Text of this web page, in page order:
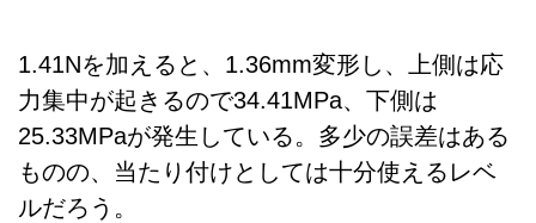
1.41Nを加えると、1.36mm変形し、上側は応
力集中が起きるので34.41MPa、下側は
25.33MPaが発生している。多少の誤差はある
ものの、当たり付けとしては十分使えるレベ
ルだろう。